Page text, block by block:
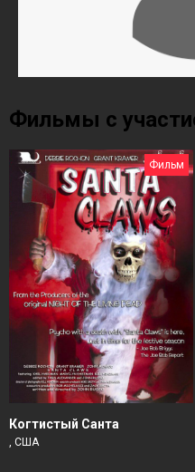
Фильмы с
Фильм
Когтистый Санта
, США